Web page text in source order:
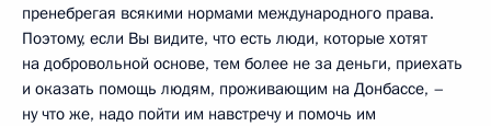
пренебрегая всякими нормами международного права.
Поэтому, если Вы видите, что есть люди, которые хотят
на добровольной основе, тем более не за деньги, приехать
и оказать помощь людям, проживающим на Донбассе, –
ну что же, надо пойти им навстречу и помочь им